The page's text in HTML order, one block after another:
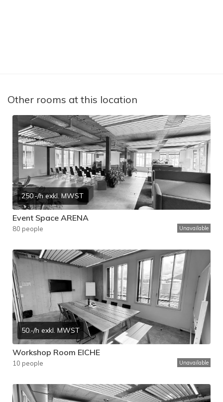
Other rooms at this location
250.-/h exkl. MWST
Event Space ARENA
80 people Unavailable
50.-/h exkl. MWST
Workshop Room EICHE
10 people Unavailable